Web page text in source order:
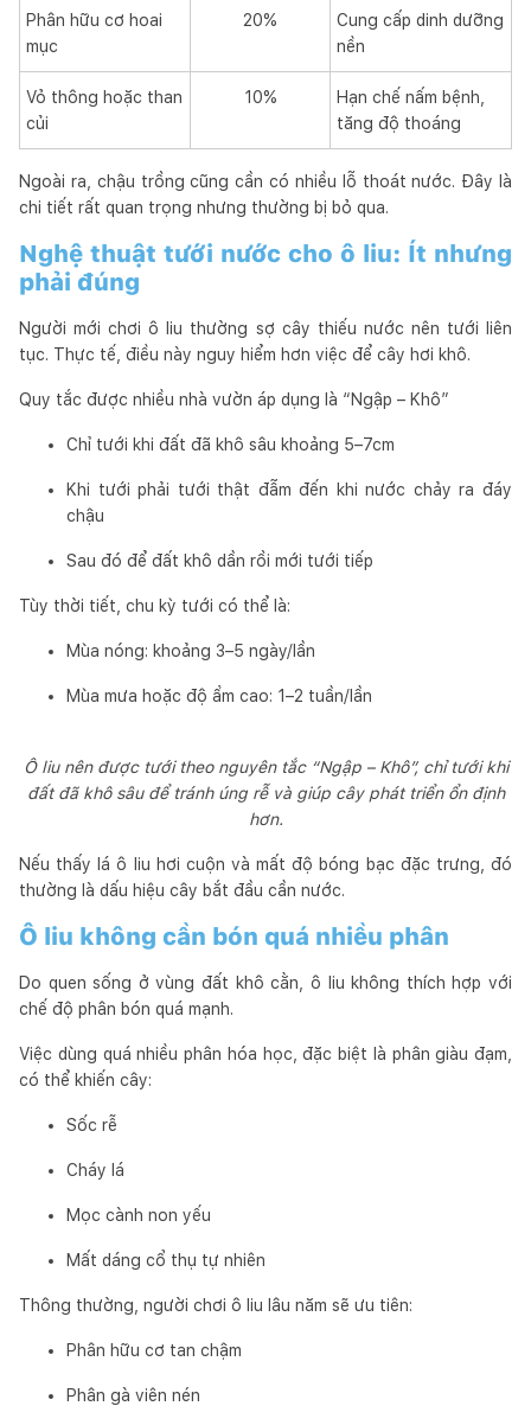
Phân hữu cơ hoai
mục
20%
Cung cấp dinh dưỡng
nền
Vỏ thông hoặc than
củi
10%
Hạn chế nấm bệnh,
tăng độ thoáng
Ngoài ra, chậu trồng cũng cần có nhiều lỗ thoát nước. Đây là
chi tiết rất quan trọng nhưng thường bị bỏ qua.
Nghệ thuật tưới nước cho ô liu: Ít nhưng
phải đúng
Người mới chơi ô liu thường sợ cây thiếu nước nên tưới liên
tục. Thực tế, điều này nguy hiểm hơn việc để cây hơi khô.
Quy tắc được nhiều nhà vườn áp dụng là “Ngập – Khô”
Chỉ tưới khi đất đã khô sâu khoảng 5–7cm
Khi tưới phải tưới thật đẫm đến khi nước chảy ra đáy
chậu
Sau đó để đất khô dần rồi mới tưới tiếp
Tùy thời tiết, chu kỳ tưới có thể là:
Mùa nóng: khoảng 3–5 ngày/lần
Mùa mưa hoặc độ ẩm cao: 1–2 tuần/lần
Ô liu nên được tưới theo nguyên tắc “Ngập – Khô”, chỉ tưới khi
đất đã khô sâu để tránh úng rễ và giúp cây phát triển ổn định
hơn.
Nếu thấy lá ô liu hơi cuộn và mất độ bóng bạc đặc trưng, đó
thường là dấu hiệu cây bắt đầu cần nước.
Ô liu không cần bón quá nhiều phân
Do quen sống ở vùng đất khô cằn, ô liu không thích hợp với
chế độ phân bón quá mạnh.
Việc dùng quá nhiều phân hóa học, đặc biệt là phân giàu đạm,
có thể khiến cây:
Sốc rễ
Cháy lá
Mọc cành non yếu
Mất dáng cổ thụ tự nhiên
Thông thường, người chơi ô liu lâu năm sẽ ưu tiên:
Phân hữu cơ tan chậm
Phân gà viên nén